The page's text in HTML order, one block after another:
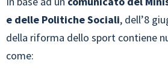
e delle Politiche Sociali, dell’8
della riforma dello sport contiene
come: